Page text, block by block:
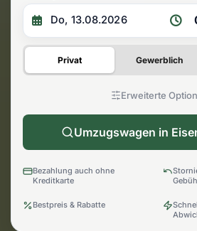
Privat Gewerblich
Erweiterte
Umzugswagen in
Bezahlung auch ohne
Kreditkarte
Bestpreis & Rabatte